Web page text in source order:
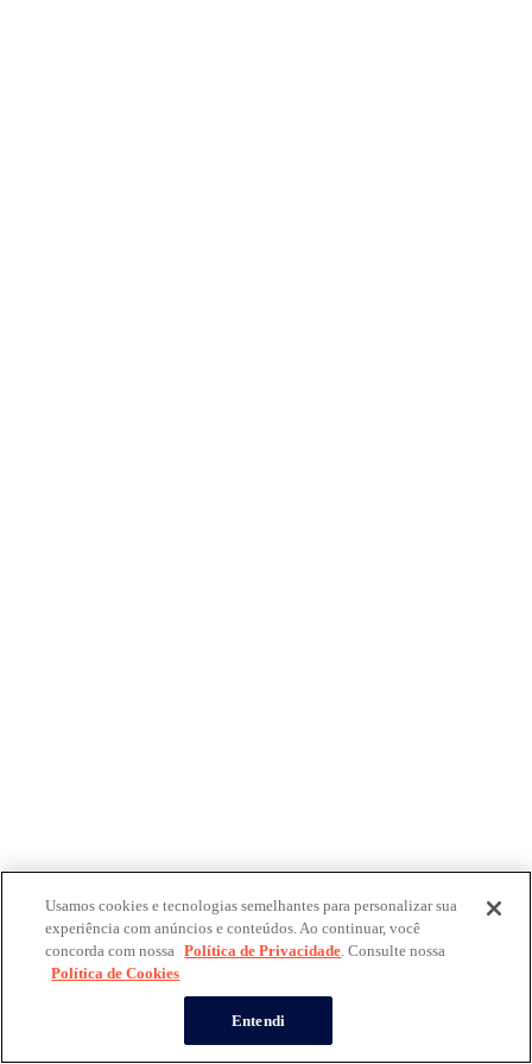
Usamos cookies e tecnologias semelhantes para personalizar sua
experiência com anúncios e conteúdos. Ao continuar, você
concorda com nossa Política de Privacidade. Consulte nossa
Política de Cookies
Entendi